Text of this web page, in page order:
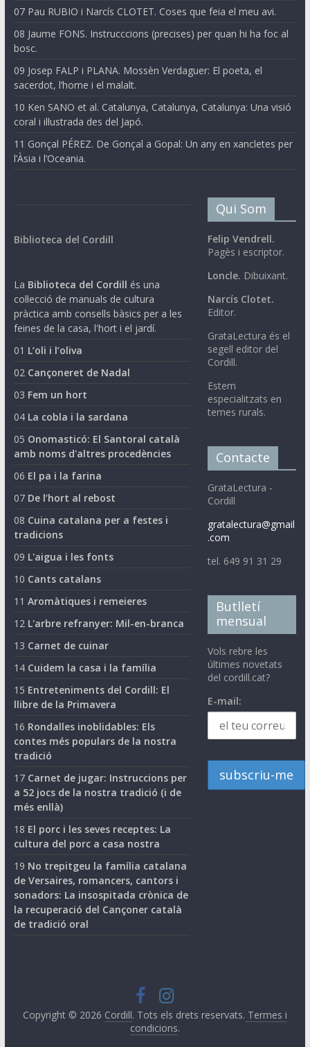
07 Pau RUBIO i Narcís CLOTET. Coses que feia el meu avi.
08 Jaume FONS. Instrucccions (precises) per quan hi ha foc al
bosc.
09 Josep FALP i PLANA. Mossèn Verdaguer: El poeta, el
sacerdot, l’home i el malalt.
10 Ken SANO et al. Catalunya, Catalunya, Catalunya: Una visió
coral i il·lustrada des del Japó.
11 Gonçal PÉREZ. De Gonçal a Gopal: Un any en xancletes per
l’Àsia i l’Oceania.
Biblioteca del Cordill
La Biblioteca del Cordill és una
col·lecció de manuals de cultura
pràctica amb consells bàsics per a les
feines de la casa, l'hort i el jardí.
01 L’oli i l’oliva
02 Cançoneret de Nadal
03 Fem un hort
04 La cobla i la sardana
05 Onomasticó: El Santoral català
amb noms d'altres procedències
06 El pa i la farina
07 De l’hort al rebost
08 Cuina catalana per a festes i
tradicions
09 L'aigua i les fonts
10 Cants catalans
11 Aromàtiques i remeieres
12 L'arbre refranyer: Mil-en-branca
13 Carnet de cuinar
14 Cuidem la casa i la família
15 Entreteniments del Cordill: El
llibre de la Primavera
16 Rondalles inoblidables: Els
contes més populars de la nostra
tradició
17 Carnet de jugar: Instruccions per
a 52 jocs de la nostra tradició (i de
més enllà)
18 El porc i les seves receptes: La
cultura del porc a casa nostra
19 No trepitgeu la família catalana
de Versaires, romancers, cantors i
sonadors: La insospitada crònica de
la recuperació del Cançoner català
de tradició oral
Qui Som
Felip Vendrell.
Pagès i escriptor.
Loncle. Dibuixant.
Narcís Clotet.
Editor.
GrataLectura és el
segell editor del
Cordill.
Estem
especialitzats en
temes rurals.
Contacte
GrataLectura -
Cordill
gratalectura@gmail
.com
tel. 649 91 31 29
Butlletí
mensual
Vols rebre les
últimes novetats
del cordill.cat?
E-mail:
Copyright © 2026 Cordill. Tots els drets reservats. Termes i
condicions.